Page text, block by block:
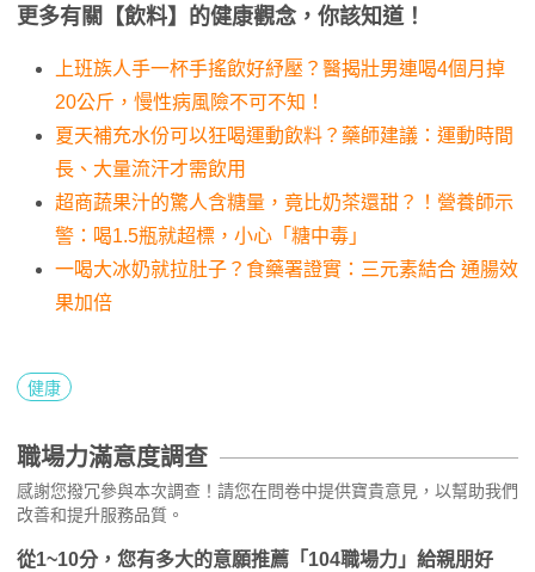
更多有關【飲料】的健康觀念，你該知道！
上班族人手一杯手搖飲好紓壓？醫揭壯男連喝4個月掉
20公斤，慢性病風險不可不知！
夏天補充水份可以狂喝運動飲料？藥師建議：運動時間
長、大量流汗才需飲用
超商蔬果汁的驚人含糖量，竟比奶茶還甜？！營養師示
警：喝1.5瓶就超標，小心「糖中毒」
一喝大冰奶就拉肚子？食藥署證實：三元素結合 通腸效
果加倍
健康
職場力滿意度調查
感謝您撥冗參與本次調查！請您在問卷中提供寶貴意見，以幫助我們
改善和提升服務品質。
從1~10分，您有多大的意願推薦「104職場力」給親朋好